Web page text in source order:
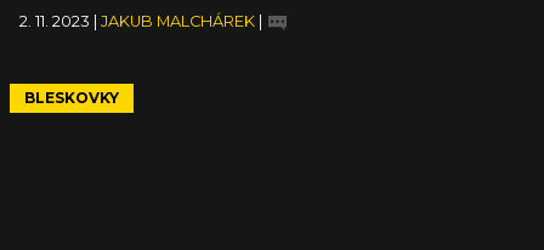
2. 11. 2023 JAKUB MALCHÁREK
BLESKOVKY